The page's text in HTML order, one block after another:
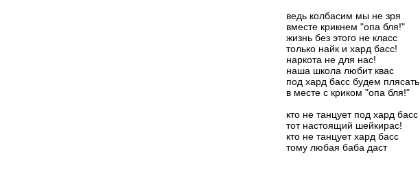
ведь колбасим мы не зря
вместе крикнем "опа бля!"
жизнь без этого не класс
только найк и хард басс!
наркота не для нас!
наша школа любит квас
под хард басс будем плясать
в месте с криком "опа бля!"
кто не танцует под хард басс
тот настоящий шейкирас!
кто не танцует хард басс
тому любая баба даст